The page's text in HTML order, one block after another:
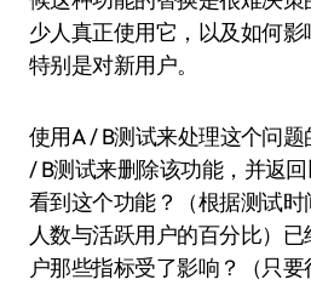
少人真正使用它，以及如何影
特别是对新用户。
使用A / B测试来处理这个问
/ B测试来删除该功能，并返
看到这个功能？（根据测试
人数与活跃用户的百分比）
户那些指标受了影响？（只